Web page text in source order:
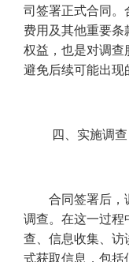
司签署正式合同。
费用及其他重要
权益，也是对调
避免后续可能出现
四、实施调查
合同签署后，
调查。在这一过
查、信息收集、
式获取信息，包